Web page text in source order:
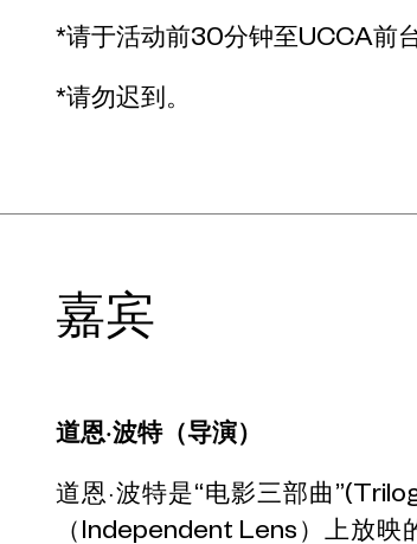
*请于活动前30分钟至UCCA前
*请勿迟到。
嘉宾
道恩·波特（导演）
道恩·波特是“电影三部曲
（Independent Lens）上放映